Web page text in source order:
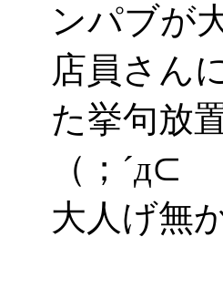
ンパブが
店員さん
た挙句放
（；´д⊂
大人げ無